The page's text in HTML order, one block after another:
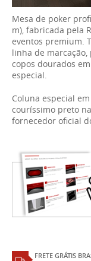
Mesa de poker
m), fabricada pela
eventos premium.
linha de
copos dourados
especial.
Coluna especial
couríssimo preto
fornecedor oficial
FRETE GRÁTIS